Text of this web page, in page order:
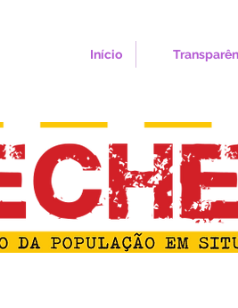
Início